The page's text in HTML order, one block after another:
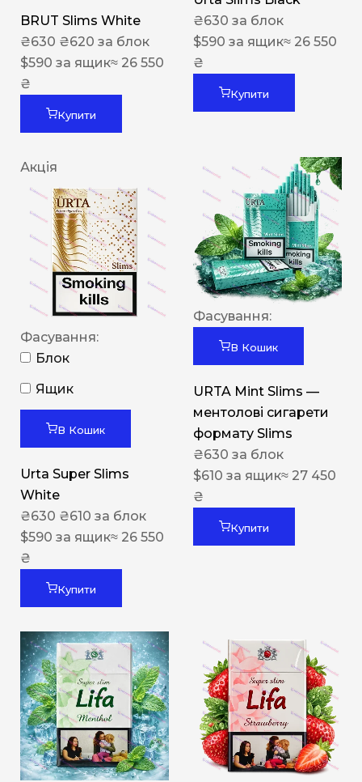
BRUT Slims White
₴630 ₴620 за блок
$590 за ящик≈ 26 550
₴
Купити
₴630 за блок
$590 за ящик≈ 26 550
₴
Купити
Акція
Фасування:
Блок
Ящик
В Кошик
Urta Super Slims
White
₴630 ₴610 за блок
$590 за ящик≈ 26 550
₴
Купити
Фасування:
В Кошик
URTA Mint Slims —
ментолові сигарети
формату Slims
₴630 за блок
$610 за ящик≈ 27 450
₴
Купити